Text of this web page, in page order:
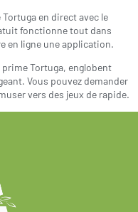
en direct avec le
fonctionne tout dans
en ligne une application.
Tortuga, englobent
Vous pouvez demander
vers des jeux de rapide.